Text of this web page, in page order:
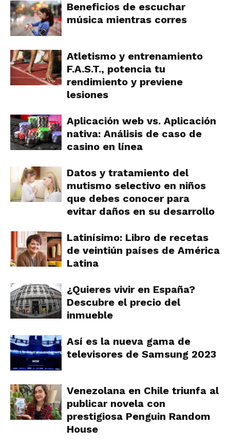
Beneficios de escuchar
música mientras corres
Atletismo y entrenamiento
F.A.S.T., potencia tu
rendimiento y previene
lesiones
Aplicación web vs. Aplicación
nativa: Análisis de caso de
casino en línea
Datos y tratamiento del
mutismo selectivo en niños
que debes conocer para
evitar daños en su desarrollo
Latinísimo: Libro de recetas
de veintiún países de América
Latina
¿Quieres vivir en España?
Descubre el precio del
inmueble
Así es la nueva gama de
televisores de Samsung 2023
Venezolana en Chile triunfa al
publicar novela con
prestigiosa Penguin Random
House